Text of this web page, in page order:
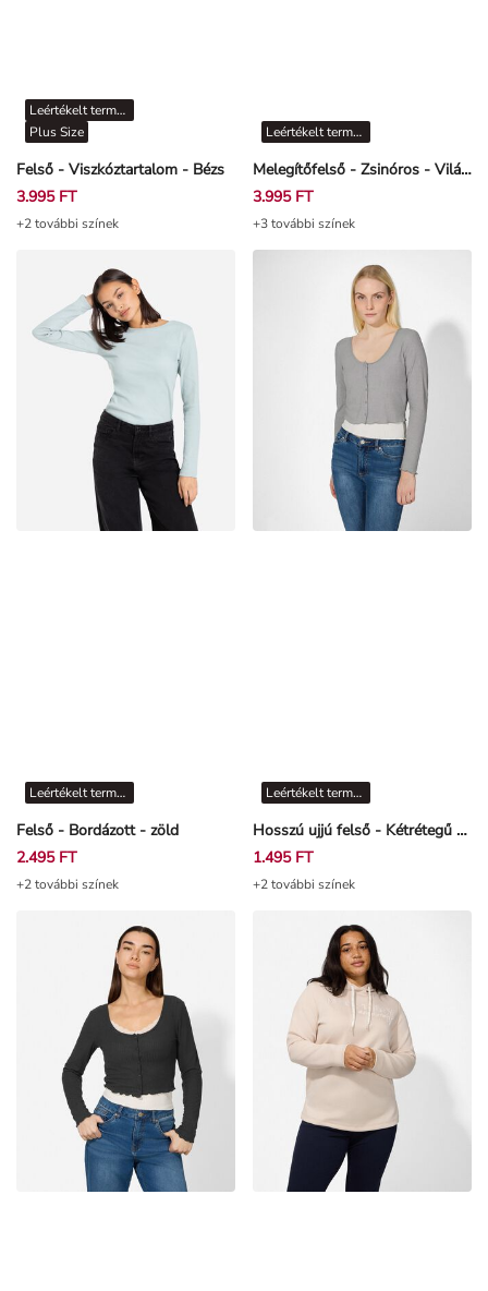
Felső - Viszkóztartalom - Bézs
Leértékelt termékek
Plus Size
3.995 FT
+2 további színek
Melegítőfelső - Zsinóros - Világos rózsaszín
Leértékelt termékek
3.995 FT
+3 további színek
Felső - Bordázott - zöld
Leértékelt termékek
2.495 FT
+2 további színek
Hosszú ujjú felső - Kétrétegű hatás - szürke
Leértékelt termékek
1.495 FT
+2 további színek